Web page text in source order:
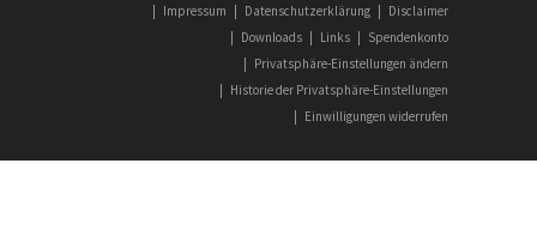
| Impressum | Datenschutzerklärung | Disclaimer
| Downloads | Links | Spendenkonto
| Privatsphäre-Einstellungen ändern
| Historie der Privatsphäre-Einstellungen
| Einwilligungen widerrufen